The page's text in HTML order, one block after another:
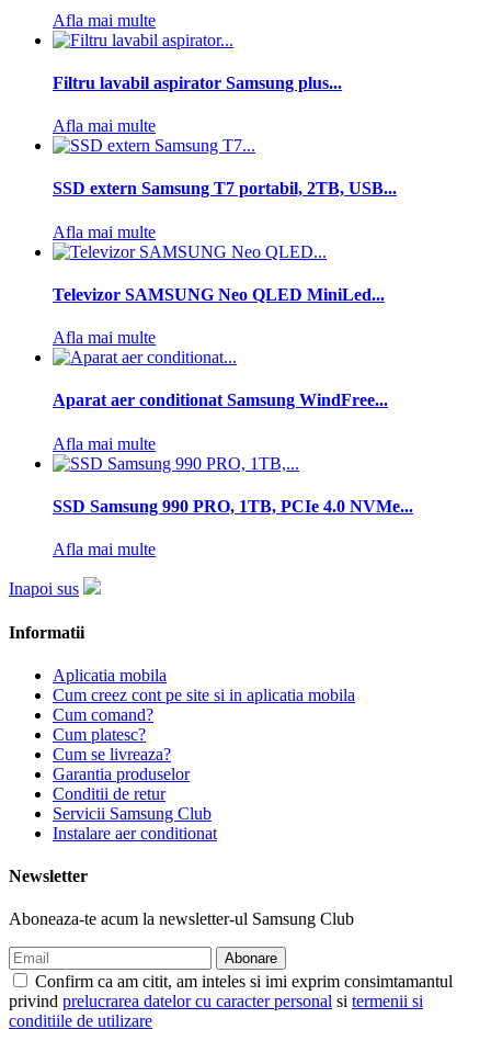
Afla mai multe
Filtru lavabil aspirator Samsung plus...
Afla mai multe
SSD extern Samsung T7 portabil, 2TB, USB...
Afla mai multe
Televizor SAMSUNG Neo QLED MiniLed...
Afla mai multe
Aparat aer conditionat Samsung WindFree...
Afla mai multe
SSD Samsung 990 PRO, 1TB, PCIe 4.0 NVMe...
Afla mai multe
Inapoi sus
Informatii
Aplicatia mobila
Cum creez cont pe site si in aplicatia mobila
Cum comand?
Cum platesc?
Cum se livreaza?
Garantia produselor
Conditii de retur
Servicii Samsung Club
Instalare aer conditionat
Newsletter
Aboneaza-te acum la newsletter-ul Samsung Club
Confirm ca am citit, am inteles si imi exprim consimtamantul
privind prelucrarea datelor cu caracter personal si termenii si
conditiile de utilizare